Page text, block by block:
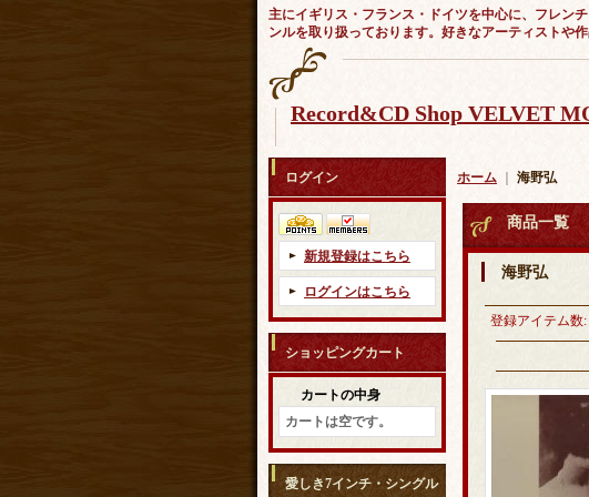
主にイギリス・フランス・ドイツを中心に、フレン
ンルを取り扱っております。好きなアーティストや
Record&CD Shop VELVET
ログイン
新規登録はこちら
ログインはこちら
ショッピングカート
カートの中身
カートは空です。
愛しき7インチ・シングル
ホーム 海野弘
商品一覧
海野弘
登録アイテム数: